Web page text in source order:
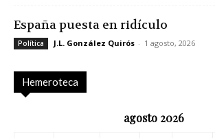
España puesta en ridículo
Política J.L. González Quirós - 1 agosto, 2026
Hemeroteca
agosto 2026